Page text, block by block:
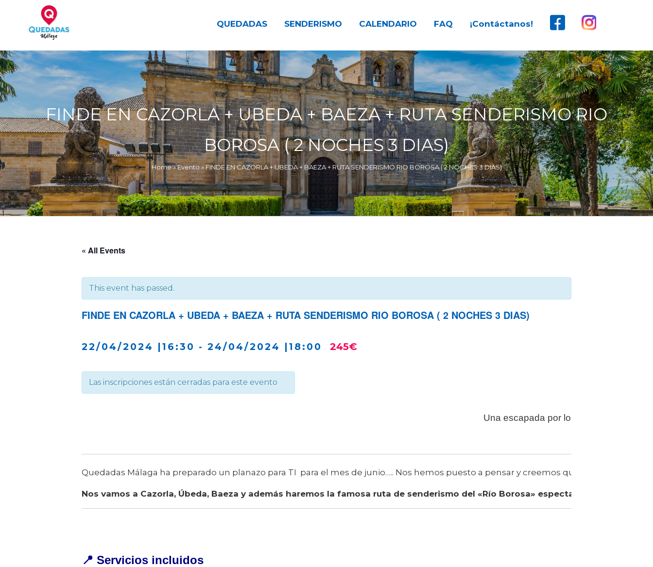
content
Quedadas, excursiones, eventos
QUEDADAS SENDERISMO CALENDARIO FAQ ¡Contáctanos!
FINDE EN CAZORLA + UBEDA + BAEZA + RUTA SENDERISMO RIO
BOROSA ( 2 NOCHES 3 DIAS)
Home»Evento» FINDE EN CAZORLA + UBEDA + BAEZA + RUTA SENDERISMO RIO BOROSA ( 2 NOCHES 3 DIAS)
« All Events
This event has passed.
FINDE EN CAZORLA + UBEDA + BAEZA + RUTA SENDERISMO RIO BOROSA ( 2 NOCHES 3 DIAS)
22/04/2024 |16:30 - 24/04/2024 |18:00 245€
Las inscripciones están cerradas para este evento
Una escapada por los paisajes mas
Quedadas Málaga ha preparado un planazo para TI para el mes de junio….. Nos hemos puesto a pensar y creemos que lo disfrutareis
Nos vamos a Cazorla, Úbeda, Baeza y además haremos la famosa ruta de senderismo del «Río Borosa» espectacular
📍 Servicios incluidos